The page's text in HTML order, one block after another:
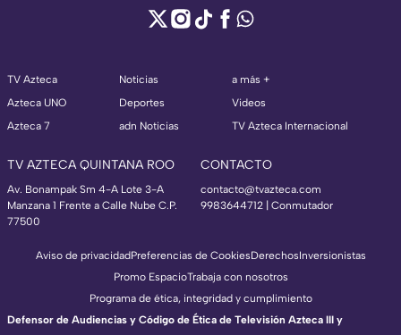
TV Azteca
Azteca UNO
Azteca 7
Noticias
Deportes
adn Noticias
a más +
Videos
TV Azteca Internacional
TV AZTECA QUINTANA ROO
Av. Bonampak Sm 4-A Lote 3-A
Manzana 1 Frente a Calle Nube C.P.
77500
CONTACTO
contacto@tvazteca.com
9983644712 | Conmutador
Aviso de privacidadPreferencias de CookiesDerechosInversionistas
Promo EspacioTrabaja con nosotros
Programa de ética, integridad y cumplimiento
Defensor de Audiencias y Código de Ética de Televisión Azteca III y